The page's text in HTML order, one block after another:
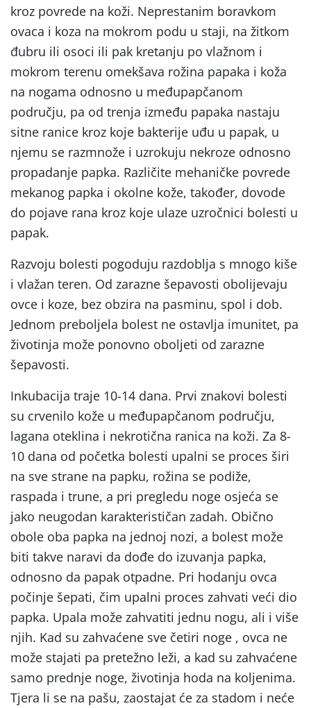
kroz povrede na koži. Neprestanim boravkom
ovaca i koza na mokrom podu u staji, na žitkom
đubru ili osoci ili pak kretanju po vlažnom i
mokrom terenu omekšava rožina papaka i koža
na nogama odnosno u međupapčanom
području, pa od trenja između papaka nastaju
sitne ranice kroz koje bakterije uđu u papak, u
njemu se razmnože i uzrokuju nekroze odnosno
propadanje papka. Različite mehaničke povrede
mekanog papka i okolne kože, također, dovode
do pojave rana kroz koje ulaze uzročnici bolesti u
papak.
Razvoju bolesti pogoduju razdoblja s mnogo kiše
i vlažan teren. Od zarazne šepavosti obolijevaju
ovce i koze, bez obzira na pasminu, spol i dob.
Jednom preboljela bolest ne ostavlja imunitet, pa
životinja može ponovno oboljeti od zarazne
šepavosti.
Inkubacija traje 10-14 dana. Prvi znakovi bolesti
su crvenilo kože u međupapčanom području,
lagana oteklina i nekrotična ranica na koži. Za 8-
10 dana od početka bolesti upalni se proces širi
na sve strane na papku, rožina se podiže,
raspada i trune, a pri pregledu noge osjeća se
jako neugodan karakterističan zadah. Obično
obole oba papka na jednoj nozi, a bolest može
biti takve naravi da dođe do izuvanja papka,
odnosno da papak otpadne. Pri hodanju ovca
počinje šepati, čim upalni proces zahvati veći dio
papka. Upala može zahvatiti jednu nogu, ali i više
njih. Kad su zahvaćene sve četiri noge , ovca ne
može stajati pa pretežno leži, a kad su zahvaćene
samo prednje noge, životinja hoda na koljenima.
Tjera li se na pašu, zaostajat će za stadom i neće